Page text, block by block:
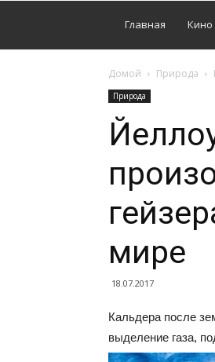
Главная Кино
Домой Природа
Природа
мире
18.07.2017
Кальдера после
выделение газа,